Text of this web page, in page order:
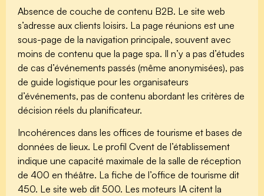
Absence de couche de contenu B2B. Le site web
s’adresse aux clients loisirs. La page réunions est une
sous-page de la navigation principale, souvent avec
moins de contenu que la page spa. Il n’y a pas d’études
de cas d’événements passés (même anonymisées), pas
de guide logistique pour les organisateurs
d’événements, pas de contenu abordant les critères de
décision réels du planificateur.
Incohérences dans les offices de tourisme et bases de
données de lieux. Le profil Cvent de l’établissement
indique une capacité maximale de la salle de réception
de 400 en théâtre. La fiche de l’office de tourisme dit
450. Le site web dit 500. Les moteurs IA citent la